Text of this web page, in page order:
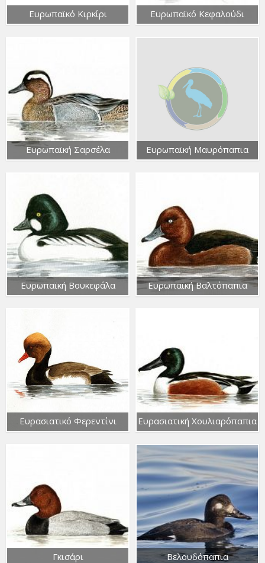
Ευρωπαϊκό Κιρκίρι Ευρωπαϊκό Κεφαλούδι
Ευρωπαϊκή Σαρσέλα Ευρωπαϊκή Μαυρόπαπια
Ευρωπαϊκή Βουκεφάλα Ευρωπαϊκή Βαλτόπαπια
Ευρασιατικό Φερεντίνι Ευρασιατική Χουλιαρόπαπια
Γκισάρι Βελουδόπαπια